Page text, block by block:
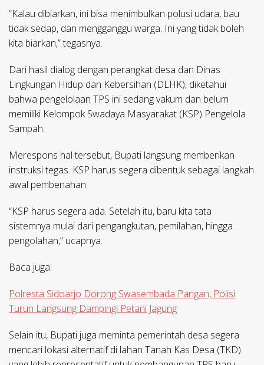
“Kalau dibiarkan, ini bisa menimbulkan polusi udara, bau
tidak sedap, dan mengganggu warga. Ini yang tidak boleh
kita biarkan,” tegasnya.
Dari hasil dialog dengan perangkat desa dan Dinas
Lingkungan Hidup dan Kebersihan (DLHK), diketahui
bahwa pengelolaan TPS ini sedang vakum dan belum
memiliki Kelompok Swadaya Masyarakat (KSP) Pengelola
Sampah.
Merespons hal tersebut, Bupati langsung memberikan
instruksi tegas. KSP harus segera dibentuk sebagai langkah
awal pembenahan.
“KSP harus segera ada. Setelah itu, baru kita tata
sistemnya mulai dari pengangkutan, pemilahan, hingga
pengolahan,” ucapnya.
Baca juga:
Polresta Sidoarjo Dorong Swasembada Pangan, Polisi
Turun Langsung Dampingi Petani Jagung
Selain itu, Bupati juga meminta pemerintah desa segera
mencari lokasi alternatif di lahan Tanah Kas Desa (TKD)